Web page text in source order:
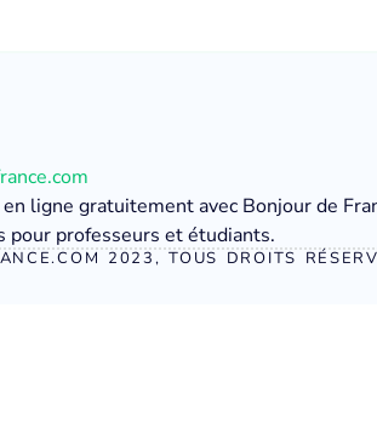
ligne gratuitement avec Bonjour de
pour professeurs et étudiants.
2023, TOUS DROITS